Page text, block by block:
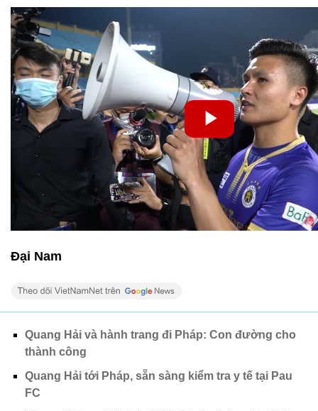
Đại Nam
Quang Hải và hành trang đi Pháp: Con đường cho
thành công
Quang Hải tới Pháp, sẵn sàng kiểm tra y tế tại Pau
FC